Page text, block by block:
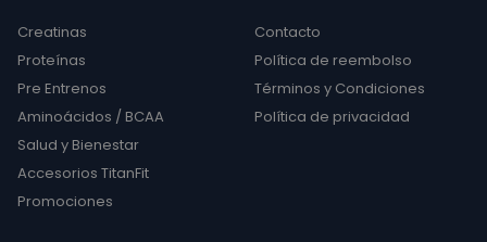
Creatinas
Proteínas
Pre Entrenos
Aminoácidos / BCAA
Salud y Bienestar
Accesorios TitanFit
Promociones
Contacto
Política de reembolso
Términos y Condiciones
Política de privacidad